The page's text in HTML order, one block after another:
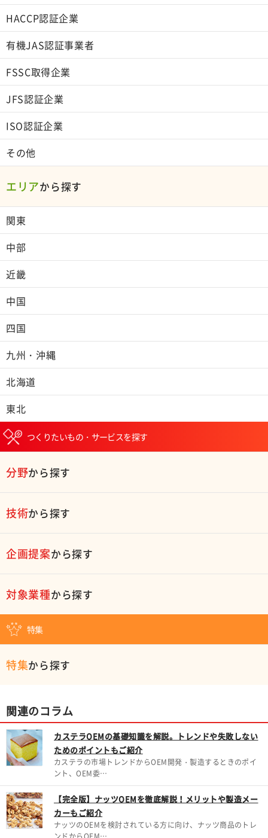
HACCP認証企業
有機JAS認証事業者
FSSC取得企業
JFS認証企業
ISO認証企業
その他
エリアから探す
関東
中部
近畿
中国
四国
九州・沖縄
北海道
東北
つくりたいもの・サービスを探す
分野から探す
技術から探す
企画提案から探す
対象業種から探す
特集
特集から探す
関連のコラム
カステラOEMの基礎知識を解説。トレンドや失敗しない
ためのポイントもご紹介
カステラの市場トレンドからOEM開発・製造するときのポイ
ント、OEM委…
【完全版】ナッツOEMを徹底解説！メリットや製造メー
カーもご紹介
ナッツのOEMを検討されている方に向け、ナッツ商品のトレ